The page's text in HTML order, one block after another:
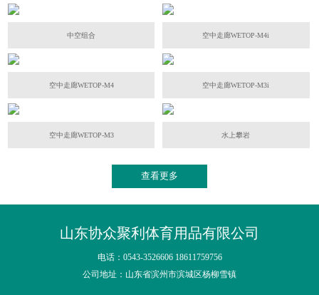
中空组合 空中走廊WETOP-M4i
空中走廊WETOP-M4 空中走廊WETOP-M3i
空中走廊WETOP-M3 水上攀岩
查看更多
山东协众聚利体育用品有限公司
电话：0543-3526606 18611759756
公司地址：山东省滨州市滨城区杨柳雪镇